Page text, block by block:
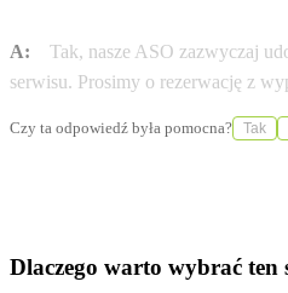
A:
Tak, nasze ASO zazwyczaj
serwisu. Prosimy o rezerwację z
Czy ta odpowiedź była pomocna? Tak
Dlaczego warto wybrać ten